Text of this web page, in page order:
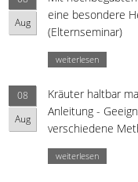
Aug
eine besondere
(Elternseminar)
weiterlesen
08
Aug
Kräuter haltbar
Anleitung -
verschiedene
weiterlesen